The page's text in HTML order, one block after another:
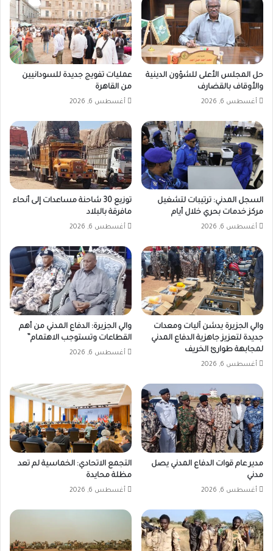
حل المجلس الأعلى للشؤون الدينية
والأوقاف بالقضارف
أغسطس 6, 2026
عمليات تفويج جديدة للسودانيين
من القاهرة
أغسطس 6, 2026
السجل المدني: ترتيبات لتشغيل
مركز خدمات بحري خلال أيام
أغسطس 6, 2026
توزيع 30 شاحنة مساعدات إلى أنحاء
مافرقة بالبلاد
أغسطس 6, 2026
والي الجزيرة يدشن آليات ومعدات
جديدة لتعزيز جاهزية الدفاع المدني
لمجابهة طوارئ الخريف
أغسطس 6, 2026
والي الجزيرة: الدفاع المدني من أهم
القطاعات وتستوجب الاهتمام”
أغسطس 6, 2026
مدير عام قوات الدفاع المدني يصل
مدني
أغسطس 6, 2026
التجمع الاتحادي: الخماسية لم تعد
مظلة محايدة
أغسطس 6, 2026